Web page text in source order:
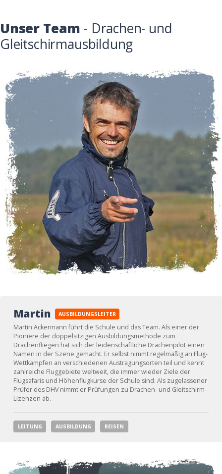
Unser Team - Drachen- und
Gleitschirmausbildung
Martin AUSBILDUNGSLEITER
Martin Ackermann führt die Schule und das Team. Als einer der
Pioniere der doppelsitzigen Ausbildungsmethode zum
Drachenfliegen hat sich der leidenschaftliche Drachenpilot einen
Namen in der Szene gemacht. Er selbst nimmt regelmäßig an Flug-
Wettkämpfen an verschiedenen Austragungsorten teil und kennt
zahlreiche Fluggebiete weltweit, die immer wieder Ziele der
Flugsafaris und Höhenflugkurse der Schule sind. Als zugelassener
Prüfer des DHV nimmt er Prüfungen zu Drachen- und Gleitschirm-
Lizenzen ab.
LEITUNG AUSBILDUNG REISEN